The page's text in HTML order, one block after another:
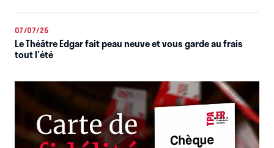
07/07/26
Le Théâtre Edgar fait peau neuve et vous garde au frais
tout l'été